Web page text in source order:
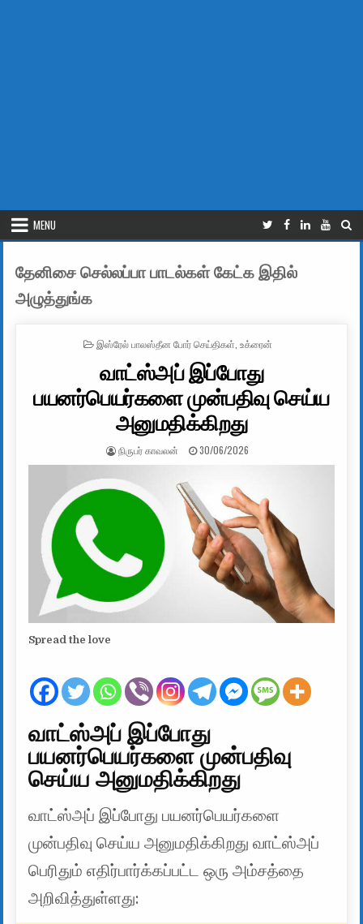
MENU
தேனிசை செல்லப்பா பாடல்கள் கேட்க இதில்
அழுத்துங்க
POSTED IN
இஸ்ரேல் பாலஸ்தீன போர் செய்திகள் உக்ரைன்
வாட்ஸ்அப் இப்போது
பயனர்பெயர்களை முன்பதிவு செய்ய
அனுமதிக்கிறது
AUTHOR:
நிருபர் காவலன் PUBLISHED DATE:
30/06/2026
Spread the love
வாட்ஸ்அப் இப்போது
பயனர்பெயர்களை முன்பதிவு
செய்ய அனுமதிக்கிறது
வாட்ஸ்அப் இப்போது பயனர்பெயர்களை
முன்பதிவு செய்ய அனுமதிக்கிறது வாட்ஸ்அப்
பெரிதும் எதிர்பார்க்கப்பட்ட ஒரு அம்சத்தை
அறிவித்துள்ளது: